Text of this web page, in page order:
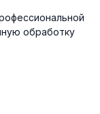
обработку